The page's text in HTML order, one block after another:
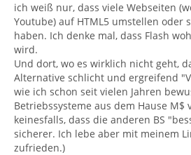
ich weiß nur, dass viele Webseiten
Youtube) auf HTML5 umstellen oder
haben. Ich denke mal, dass Flash
wird.
Und dort, wo es wirklich nicht geht,
Alternative schlicht und ergreifend
wie ich schon seit vielen Jahren
Betriebssysteme aus dem Hause M$
keinesfalls, dass die anderen BS
sicherer. Ich lebe aber mit meinem
zufrieden.)